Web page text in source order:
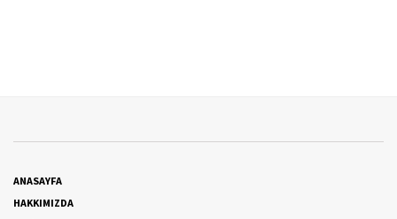
ANASAYFA
HAKKIMIZDA